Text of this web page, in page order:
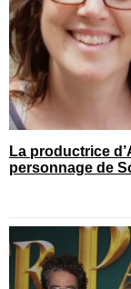
La productrice
personnage de